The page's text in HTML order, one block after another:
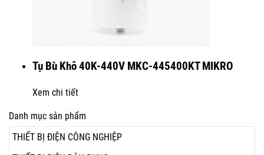
Danh mục sản phẩm
THIẾT BỊ ĐIỆN CÔNG NGHIỆP
Tụ Bù Khô 40K-440V MKC-445400KT MIKRO
Xem chi tiết